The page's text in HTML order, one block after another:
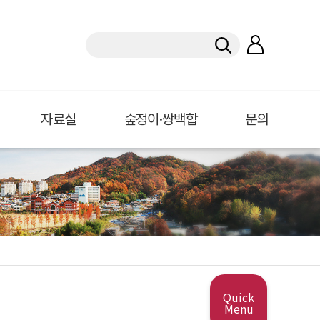
Quick
Menu
자료실 숲정이·쌍백합 문의